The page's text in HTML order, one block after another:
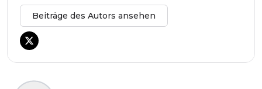
Beiträge des Autors ansehen